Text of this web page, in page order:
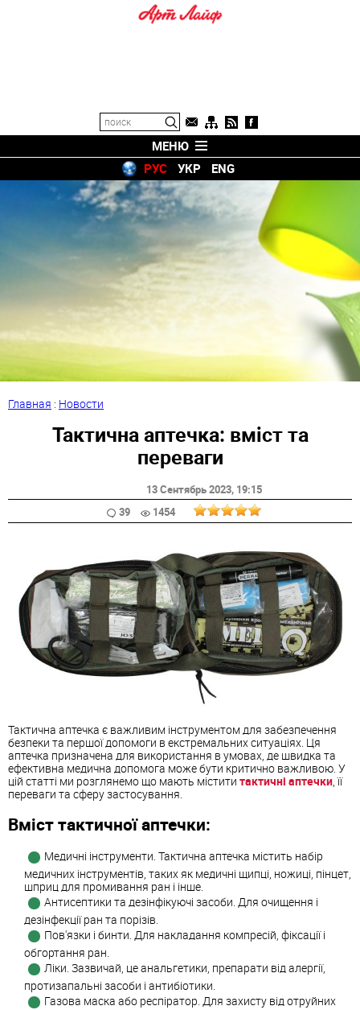
МЕНЮ
РУС
УКР ENG
Главная : Новости
Тактична аптечка: вміст та
переваги
13 Сентябрь 2023, 19:15
39
1454
Тактична аптечка є важливим інструментом для забезпечення
безпеки та першої допомоги в екстремальних ситуаціях. Ця
аптечка призначена для використання в умовах, де швидка та
ефективна медична допомога може бути критично важливою. У
цій статті ми розглянемо що мають містити тактичні аптечки , її
переваги та сферу застосування.
Вміст тактичної аптечки:
Медичні інструменти. Тактична аптечка містить набір
медичних інструментів, таких як медичні щипці, ножиці, пінцет,
шприц для промивання ран і інше.
Антисептики та дезінфікуючі засоби. Для очищення і
дезінфекції ран та порізів.
Пов'язки і бинти. Для накладання компресій, фіксації і
обгортання ран.
Ліки. Зазвичай, це анальгетики, препарати від алергії,
протизапальні засоби і антибіотики.
Газова маска або респіратор. Для захисту від отруйних